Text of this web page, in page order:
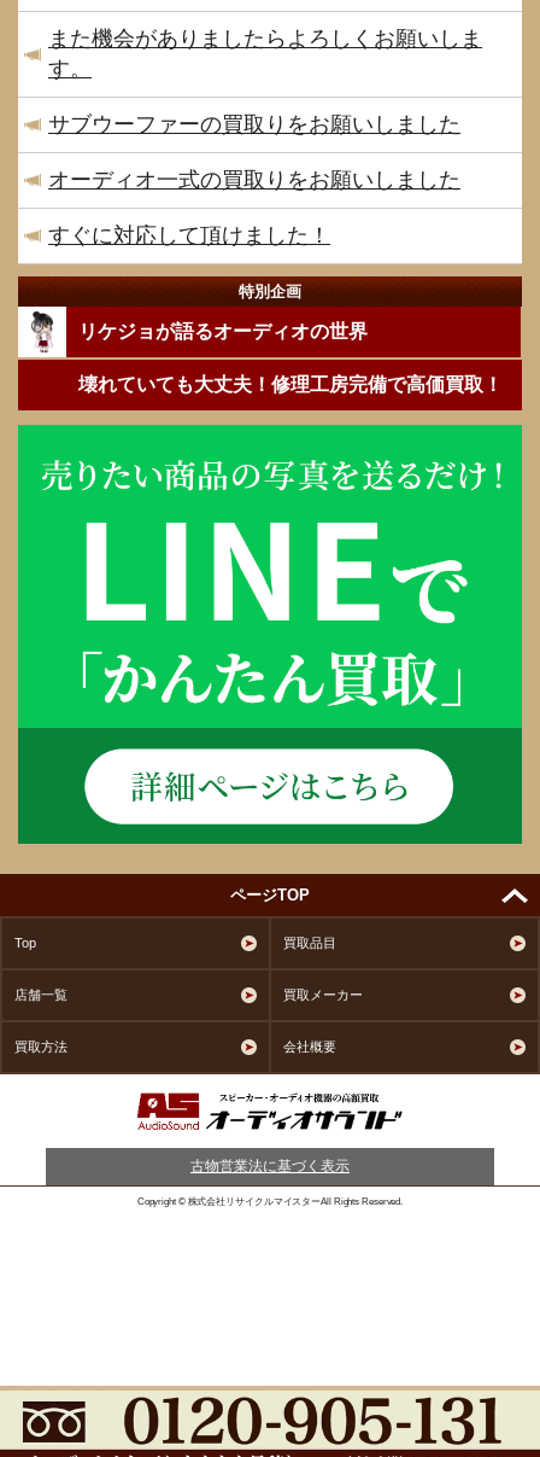
また機会がありましたらよろしくお願いしま
す。
サブウーファーの買取りをお願いしました
オーディオ一式の買取りをお願いしました
すぐに対応して頂けました！
特別企画
リケジョが語るオーディオの世界
壊れていても大丈夫！修理工房完備で高価買取！
ページTOP
Top 買取品目
店舗一覧 買取メーカー
買取方法 会社概要
古物営業法に基づく表示
Copyright © 株式会社リサイクルマイスターAll Rights Reserved.